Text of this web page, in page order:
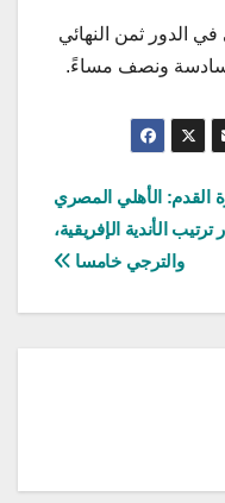
الدور ثمن النهائي
القدم: الأهلي المصري
ترتيب الأندية الإفريقية،
والترجي خامسا